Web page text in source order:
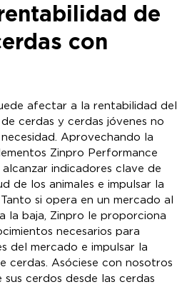
de
con
afectar a la rentabilidad del
cerdas y cerdas jóvenes no
Aprovechando la
Zinpro Performance
indicadores clave de
de los animales e impulsar la
si opera en un mercado al
la baja, Zinpro le proporciona
necesarios para
del mercado e impulsar la
cerdas. Asóciese con nosotros
cerdos desde las cerdas